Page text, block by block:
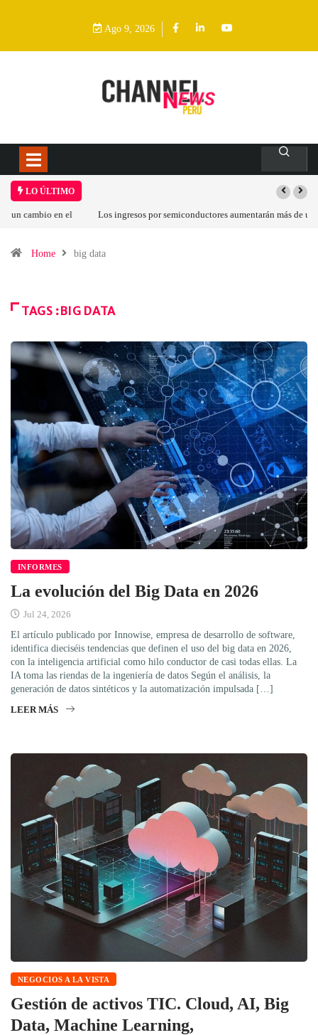
Ago 9, 2026
LO ÚLTIMO
Los ingresos por semiconductores aumentarán más de un 94 % en 2026
Home big data
TAGS :BIG DATA
INFORMES
La evolución del Big Data en 2026
Jul 24, 2026
El artículo publicado por Innowise, empresa de desarrollo de software,
identifica dieciséis tendencias que definen el uso del big data en 2026,
con la inteligencia artificial como hilo conductor de casi todas ellas. La
IA toma las riendas de la ingeniería de datos Según el análisis, la
generación de datos sintéticos y la automatización impulsada […]
LEER MÁS
NEGOCIOS A LA VISTA
Gestión de activos TIC. Cloud, AI, Big
Data, Machine Learning,